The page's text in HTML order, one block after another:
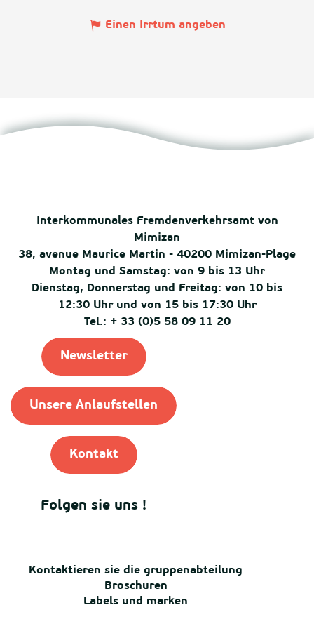
Einen Irrtum angeben
Interkommunales Fremdenverkehrsamt von
Mimizan
38, avenue Maurice Martin - 40200 Mimizan-Plage
Montag und Samstag: von 9 bis 13 Uhr
Dienstag, Donnerstag und Freitag: von 10 bis
12:30 Uhr und von 15 bis 17:30 Uhr
Tel.: + 33 (0)5 58 09 11 20
Newsletter
Unsere Anlaufstellen
Kontakt
Folgen sie uns !
Kontaktieren sie die gruppenabteilung
Broschuren
Labels und marken